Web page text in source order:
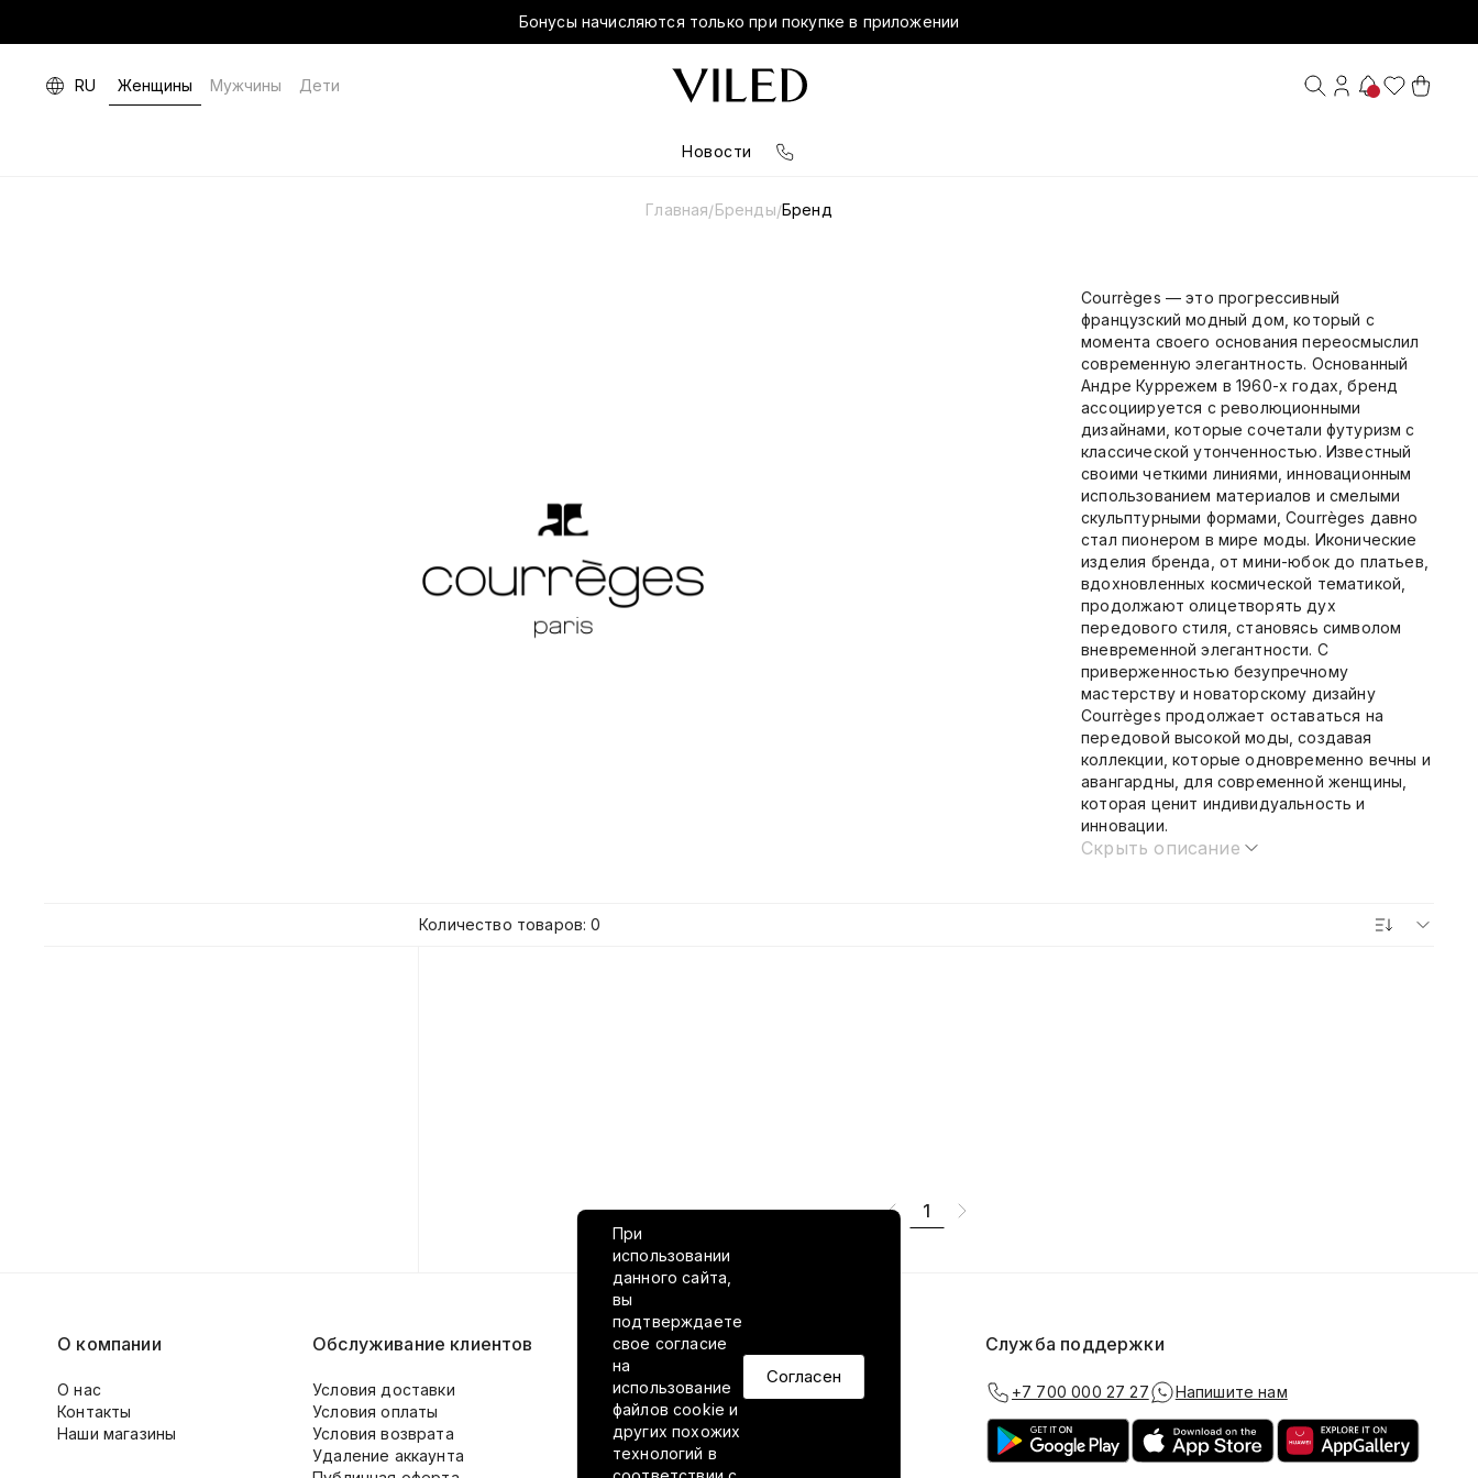
Бонусы начисляются только при покупке в приложении
RU Женщины Мужчины Дети
Новости
Главная/Бренды/Бренд
Courrèges — это прогрессивный
французский модный дом, который с
момента своего основания переосмыслил
современную элегантность. Основанный
Андре Куррежем в 1960-х годах, бренд
ассоциируется с революционными
дизайнами, которые сочетали футуризм с
классической утонченностью. Известный
своими четкими линиями, инновационным
использованием материалов и смелыми
скульптурными формами, Courrèges давно
стал пионером в мире моды. Иконические
изделия бренда, от мини-юбок до платьев,
вдохновленных космической тематикой,
продолжают олицетворять дух
передового стиля, становясь символом
вневременной элегантности. С
приверженностью безупречному
мастерству и новаторскому дизайну
Courrèges продолжает оставаться на
передовой высокой моды, создавая
коллекции, которые одновременно вечны и
авангардны, для современной женщины,
которая ценит индивидуальность и
инновации.
Скрыть описание
Количество товаров: 0
1
При
использовании
данного сайта,
вы
подтверждаете
свое согласие
на
использование
файлов cookie и
других похожих
технологий в
Согласен
О компании
О нас
Контакты
Наши магазины
Обслуживание клиентов
Условия доставки
Условия оплаты
Условия возврата
Удаление аккаунта
VILED в соцсетях Служба поддержки
+7 700 000 27 27 Напишите нам